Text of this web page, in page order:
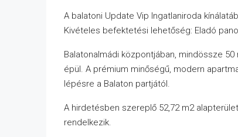
A balatoni Update Vip Ingatlaniroda
Kivételes befektetési lehetőség: Eladó
Balatonalmádi központjában, mindössze
épül. A prémium minőségű, modern
lépésre a Balaton partjától.
A hirdetésben szereplő 52,72 m2
rendelkezik.